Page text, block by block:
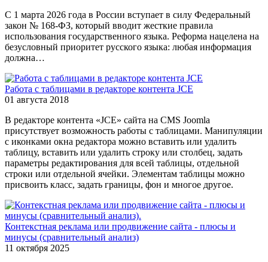
С 1 марта 2026 года в России вступает в силу Федеральный
закон № 168-ФЗ, который вводит жесткие правила
использования государственного языка. Реформа нацелена на
безусловный приоритет русского языка: любая информация
должна…
Работа с таблицами в редакторе контента JCE
01 августа 2018
В редакторе контента «JCE» сайта на CMS Joomla
присутствует возможность работы с таблицами. Манипуляции
с иконками окна редактора можно вставить или удалить
таблицу, вставить или удалить строку или столбец, задать
параметры редактирования для всей таблицы, отдельной
строки или отдельной ячейки. Элементам таблицы можно
присвоить класс, задать границы, фон и многое другое.
Контекстная реклама или продвижение сайта - плюсы и
минусы (сравнительный анализ)
11 октября 2025